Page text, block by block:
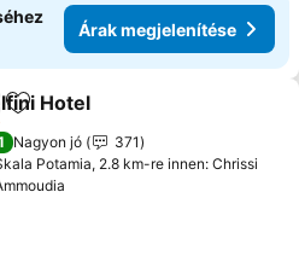
Árak megjelenítése
Hozzáadás a kedvencekhez
Hotel
Nagyon jó
371
Potamia, 2.8 km-re innen: Chrissi